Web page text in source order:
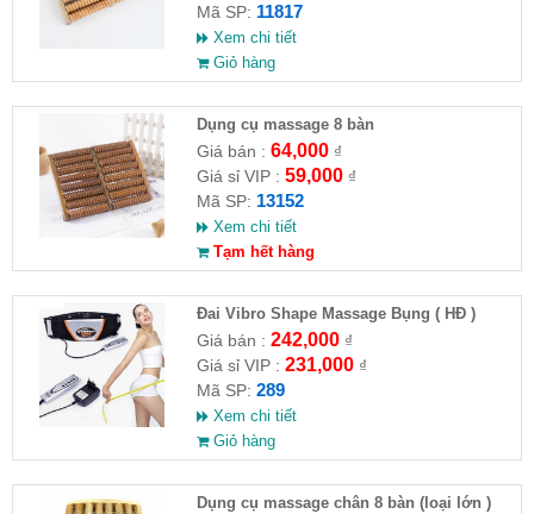
Mã SP: 11817
Xem chi tiết
Giỏ hàng
Dụng cụ massage 8 bàn
Giá bán : 64,000₫
Giá sỉ VIP : 59,000₫
Mã SP: 13152
Xem chi tiết
Tạm hết hàng
Đai Vibro Shape Massage Bụng ( HĐ )
Giá bán : 242,000₫
Giá sỉ VIP : 231,000₫
Mã SP: 289
Xem chi tiết
Giỏ hàng
Dụng cụ massage chân 8 bàn (loại lớn )